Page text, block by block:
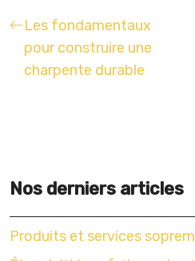
Les fondamentaux
pour construire une
charpente durable
Nos derniers articles
Produits et services